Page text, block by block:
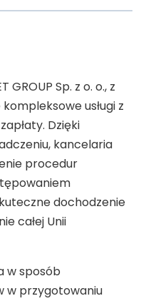
GROUP Sp. z o. o., z
usługi z
Dzięki
kancelaria
procedur
dochodzenie
całej Unii
w sposób
w przygotowaniu